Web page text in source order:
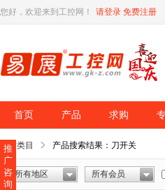
您好，欢迎来到工控网！ 请登录 免费注册
首页 产品 求购
所有类目 产品搜索结果：刀开关
所有地区 所有会员
推
广
咨
询